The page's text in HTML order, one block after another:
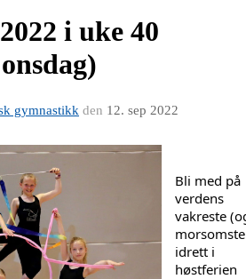
i uke 40
gymnastikk den 12. sep 2022
Bli med på
verdens
vakreste
idrett i
høstferien